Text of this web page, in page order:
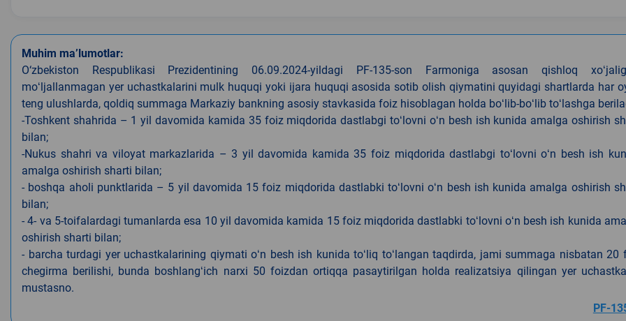
Muhim ma’lumotlar:
O‘zbekiston Respublikasi Prezidentining 06.09.2024-yildagi PF-135-son Farmoniga asosan qishloq
moʻljallanmagan yer uchastkalarini mulk huquqi yoki ijara huquqi asosida sotib olish qiymatini quyidagi shartlarda har
teng ulushlarda, qoldiq summaga Markaziy bankning asosiy stavkasida foiz hisoblagan holda boʻlib-boʻlib toʻlashga
-Toshkent shahrida – 1 yil davomida kamida 35 foiz miqdorida dastlabgi toʻlovni oʻn besh ish kunida amalga oshirish
bilan;
-Nukus shahri va viloyat markazlarida – 3 yil davomida kamida 35 foiz miqdorida dastlabgi toʻlovni oʻn besh ish
amalga oshirish sharti bilan;
- boshqa aholi punktlarida – 5 yil davomida 15 foiz miqdorida dastlabki toʻlovni oʻn besh ish kunida amalga oshirish
bilan;
- 4- va 5-toifalardagi tumanlarda esa 10 yil davomida kamida 15 foiz miqdorida dastlabki toʻlovni oʻn besh ish kunida
oshirish sharti bilan;
- barcha turdagi yer uchastkalarining qiymati oʻn besh ish kunida toʻliq toʻlangan taqdirda, jami summaga nisbatan 20
chegirma berilishi, bunda boshlangʻich narxi 50 foizdan ortiqqa pasaytirilgan holda realizatsiya qilingan yer
mustasno.
PF-